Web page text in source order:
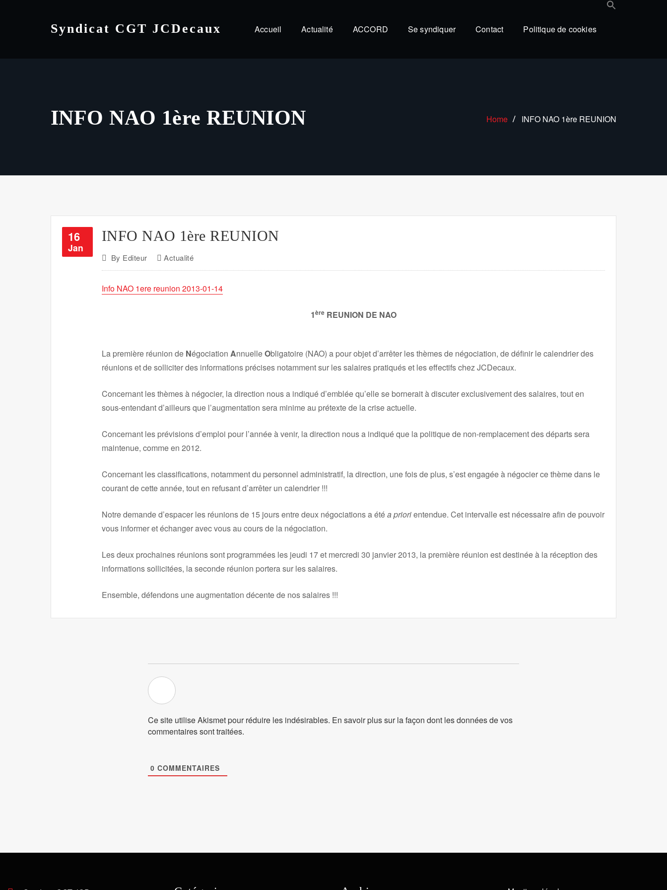
Syndicat CGT JCDecaux Accueil Actualité ACCORD Se syndiquer Contact Politique de cookies
INFO NAO 1ère REUNION Home INFO NAO 1ère REUNION
16
Jan
INFO NAO 1ère REUNION
By Editeur Actualité
Info NAO 1ere reunion 2013-01-14
1èreREUNION DE NAO
La première réunion de Négociation AnnuelleObligatoire (NAO) a pour objet d’arrêter les thèmes de négociation, de définir le calendrier des
réunions et de solliciter des informations précises notamment sur les salaires pratiqués et les effectifs chez JCDecaux.
Concernant les thèmes à négocier, la direction nous a indiqué d’emblée qu’elle se bornerait à discuter exclusivement des salaires, tout en
sous-entendant d’ailleurs que l’augmentation sera minime au prétexte de la crise actuelle.
Concernant les prévisions d’emploi pour l’année à venir, la direction nous a indiqué que la politique de non-remplacement des départs sera
maintenue, comme en 2012.
Concernant les classifications, notamment du personnel administratif, la direction, une fois de plus, s’est engagée à négocier ce thème dans le
courant de cette année, tout en refusant d’arrêter un calendrier !!!
Notre demande d’espacer les réunions de 15 jours entre deux négociations a étéa priorientendue. Cet intervalle est nécessaire afin de pouvoir
vous informer et échanger avec vous au cours de la négociation.
Les deux prochaines réunions sont programmées les jeudi 17 et mercredi 30 janvier 2013, la première réunion est destinée à la réception des
informations sollicitées, la seconde réunion portera sur les salaires.
Ensemble, défendons une augmentation décente de nos salaires !!!
Ce site utilise Akismet pour réduire les indésirables. En savoir plus sur la façon dont les données de vos
commentaires sont traitées.
0 COMMENTAIRES